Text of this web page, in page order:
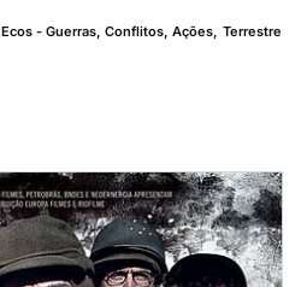
Ecos - Guerras, Conflitos, Ações,Terrestre